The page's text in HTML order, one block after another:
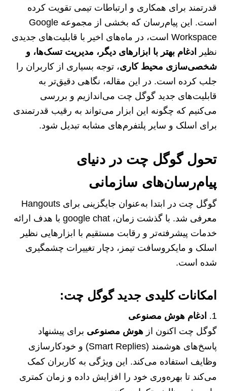
قدرتمند برای همکاری و ارتباطات تیمی تقویت کرده
است. این پیام‌رسان که بخشی از مجموعه Google
Workspace است، در ماه‌های اخیر با قابلیت‌های جدیدی
نظیر
ادغام بهتر با ابزارهای دیگر، مدیریت تسک‌ها، و
شخصی‌سازی محیط کاری، توجه بسیاری از کاربران را
جلب کرده است. در این مقاله، نگاهی دقیق‌تر به
قابلیت‌های جدید گوگل چت می‌اندازیم و بررسی
می‌کنیم که چگونه این ابزار می‌تواند به رقیب قدرتمندی
برای اسلک و سایر پلتفرم‌های مشابه تبدیل شود.
تحول گوگل چت در دنیای
پیام‌رسان‌های سازمانی
گوگل چت در ابتدا به‌عنوان جایگزینی برای Hangouts
معرفی شد. با گذشت زمان، google chat با هدف ارائه
خدمات پیشرفته‌تر و رقابت مستقیم با ابزارهایی نظیر
اسلک و مایکروسافت تیمز، دچار تغییرات چشمگیری
شده است.
امکانات کلیدی جدید گوگل چت:
ادغام هوش مصنوعی
گوگل چت اکنون از هوش مصنوعی برای پیشنهاد
پاسخ‌های هوشمند (Smart Replies) و خودکارسازی
وظایف استفاده می‌کند. این ویژگی به کاربران کمک
می‌کند تا بهره‌وری خود را افزایش داده و زمان کمتری